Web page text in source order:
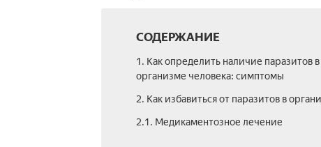
СОДЕРЖАНИЕ
1. Как определить наличие паразитов в
организме человека: симптомы
2. Как избавиться от паразитов в
2.1. Медикаментозное лечение